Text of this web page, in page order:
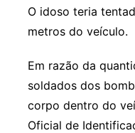
O idoso teria
metros do veículo.
Em razão da
soldados dos
corpo dentro do
Oficial de